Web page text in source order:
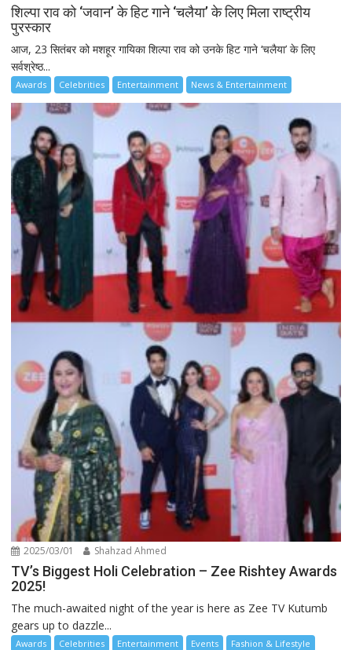
शिल्पा राव को ‘जवान’ के हिट गाने ‘चलैया’ के लिए मिला राष्ट्रीय
पुरस्कार
आज, 23 सितंबर को मशहूर गायिका शिल्पा राव को उनके हिट गाने ‘चलैया’ के लिए
सर्वश्रेष्ठ...
Awards Celebrities Entertainment News & Entertainment
2025/03/01 Shahzad Ahmed
TV’s Biggest Holi Celebration – Zee Rishtey Awards
2025!
The much-awaited night of the year is here as Zee TV Kutumb
gears up to dazzle...
Awards Celebrities Entertainment Events
Fashion & Lifestyle